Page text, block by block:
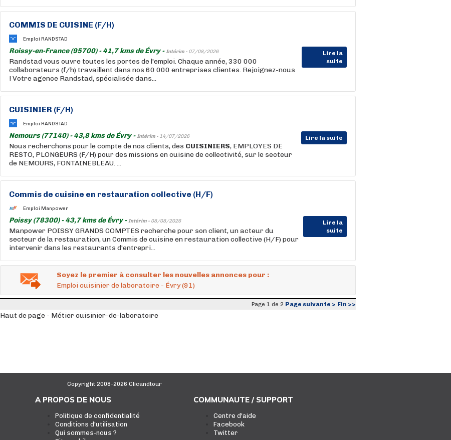
COMMIS DE CUISINE (F/H)
Emploi RANDSTAD
Roissy-en-France (95700) - 41,7 kms de Évry -Intérim - 07/08/2026
Lire la
suite
Randstad vous ouvre toutes les portes de l'emploi. Chaque année, 330 000
collaborateurs (f/h) travaillent dans nos 60 000 entreprises clientes. Rejoignez-nous
! Votre agence Randstad, spécialisée dans...
CUISINIER (F/H)
Emploi RANDSTAD
Nemours (77140) - 43,8 kms de Évry -Intérim - 14/07/2026 Lire la suite
Nous recherchons pour le compte de nos clients, des CUISINIERS, EMPLOYES DE
RESTO, PLONGEURS (F/H) pour des missions en cuisine de collectivité, sur le secteur
de NEMOURS, FONTAINEBLEAU. ...
Commis de cuisine en restauration collective (H/F)
Emploi Manpower
Poissy (78300) - 43,7 kms de Évry -Intérim - 08/08/2026
Lire la
suite
Manpower POISSY GRANDS COMPTES recherche pour son client, un acteur du
secteur de la restauration, un Commis de cuisine en restauration collective (H/F) pour
intervenir dans les restaurants d'entrepri...
Soyez le premier à consulter les nouvelles annonces pour :
Emploi cuisinier de laboratoire - Évry (91)
Page 1 de 2 Page suivante > Fin >>
Haut de page - Métier cuisinier-de-laboratoire
Copyright 2008-2026 Clicandtour
A PROPOS DE NOUS
Politique de confidentialité
Conditions d'utilisation
Qui sommes-nous ?
COMMUNAUTE / SUPPORT
Centre d'aide
Facebook
Twitter